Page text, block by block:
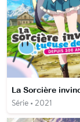
Série • 2021